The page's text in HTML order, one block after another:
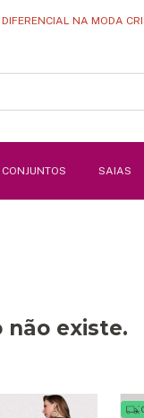
NA MODA CRISTÃ
CONJUNTOS SAIAS
não existe.